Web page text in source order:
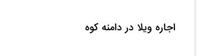
اجاره ویلا در دامنه کوه